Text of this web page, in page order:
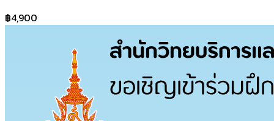
฿4,900